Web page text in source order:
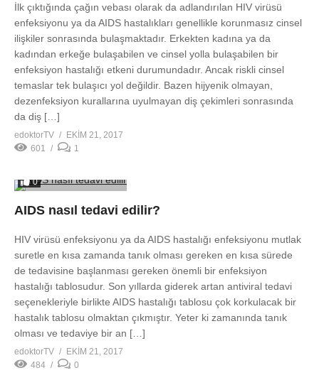
İlk çıktığında çağın vebası olarak da adlandırılan HIV virüsü
enfeksiyonu ya da AIDS hastalıkları genellikle korunmasız cinsel
ilişkiler sonrasında bulaşmaktadır. Erkekten kadına ya da
kadından erkeğe bulaşabilen ve cinsel yolla bulaşabilen bir
enfeksiyon hastalığı etkeni durumundadır. Ancak riskli cinsel
temaslar tek bulaşıcı yol değildir. Bazen hijyenik olmayan,
dezenfeksiyon kurallarına uyulmayan diş çekimleri sonrasında
da diş […]
edoktorTV
EKIM 21, 2017
601
1
0
AIDS nasıl tedavi edilir?
HIV virüsü enfeksiyonu ya da AIDS hastalığı enfeksiyonu mutlak
suretle en kısa zamanda tanık olması gereken en kısa sürede
de tedavisine başlanması gereken önemli bir enfeksiyon
hastalığı tablosudur. Son yıllarda giderek artan antiviral tedavi
seçenekleriyle birlikte AIDS hastalığı tablosu çok korkulacak bir
hastalık tablosu olmaktan çıkmıştır. Yeter ki zamanında tanık
olması ve tedaviye bir an […]
edoktorTV
EKIM 21, 2017
484
0